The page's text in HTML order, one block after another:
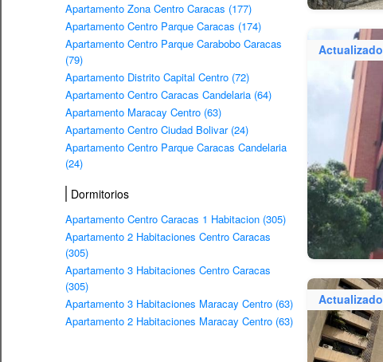
Apartamento Zona Centro Caracas (177)
Apartamento Centro Parque Caracas (174)
Apartamento Centro Parque Carabobo Caracas
(79)
Apartamento Distrito Capital Centro (72)
Apartamento Centro Caracas Candelaria (64)
Apartamento Maracay Centro (63)
Apartamento Centro Ciudad Bolivar (24)
Apartamento Centro Parque Caracas Candelaria
(24)
Dormitorios
Apartamento Centro Caracas 1 Habitacion (305)
Apartamento 2 Habitaciones Centro Caracas
(305)
Apartamento 3 Habitaciones Centro Caracas
(305)
Apartamento 3 Habitaciones Maracay Centro (63)
Apartamento 2 Habitaciones Maracay Centro (63)
Actualizado
Actualizado